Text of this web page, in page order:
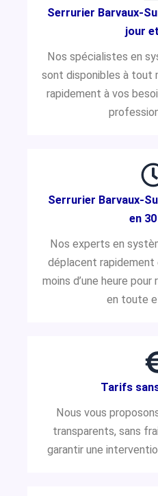
Serrurier Barvaux-
jour
Nos spécialistes en
sont disponibles à tout
rapidement à vos
Serrurier Barvaux-
en
Nos experts en
déplacent
moins d’une heure
en toute
Tarifs
Nous vous
transparents, sans
garantir une